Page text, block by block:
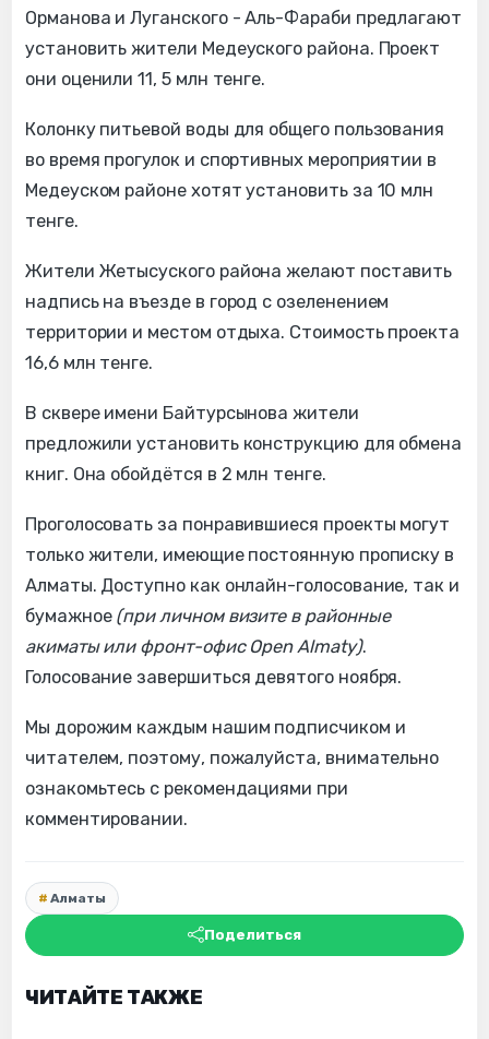
Орманова и Луганского - Аль-Фараби предлагают
установить жители Медеуского района. Проект
они оценили 11, 5 млн тенге.
Колонку питьевой воды для общего пользования
во время прогулок и спортивных мероприятии в
Медеуском районе хотят установить за 10 млн
тенге.
Жители Жетысуского района желают поставить
надпись на въезде в город с озеленением
территории и местом отдыха. Стоимость проекта
16,6 млн тенге.
В сквере имени Байтурсынова жители
предложили установить конструкцию для обмена
книг. Она обойдётся в 2 млн тенге.
Проголосовать за понравившиеся проекты могут
только жители, имеющие постоянную прописку в
Алматы. Доступно как онлайн-голосование, так и
бумажное (при личном визите в районные
акиматы или фронт-офис Open Almaty).
Голосование завершиться девятого ноября.
Мы дорожим каждым нашим подписчиком и
читателем, поэтому, пожалуйста, внимательно
ознакомьтесь с рекомендациями при
комментировании.
Алматы
Поделиться
ЧИТАЙТЕ ТАКЖЕ